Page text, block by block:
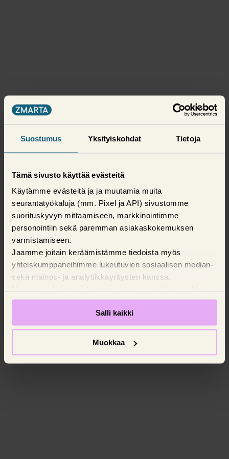
Suostumus Yksityiskohdat Tietoja
Tämä sivusto käyttää evästeitä
Käytämme evästeitä ja ja muutamia muita
seurantatyökaluja (mm. Pixel ja API) sivustomme
suorituskyvyn mittaamiseen, markkinointimme
personointiin sekä paremman asiakaskokemuksen
varmistamiseen.
Jaamme joitain keräämistämme tiedoista myös
yhteiskumppaneihimme lukeutuvien sosiaalisen median-
sekä mainos- ja analytiikkayritysten kanssa.
joita olet antanut käyttäessäsi yritysten palveluita.
Pyydämme suostumustasi evästeiden käyttöön.
Salli kaikki
Muokkaa